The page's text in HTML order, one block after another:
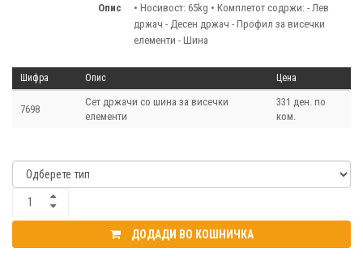
опис
• Носивост: 65kg • Комплетот содржи: - Лев
држач - Десен држач - Профил за висечки
елементи - Шина
Шифра Опис Цена
7698
Сет држачи со шина за висечки
елементи
331 ден. по
ком.
ДОДАДИ ВО КОШНИЧКА